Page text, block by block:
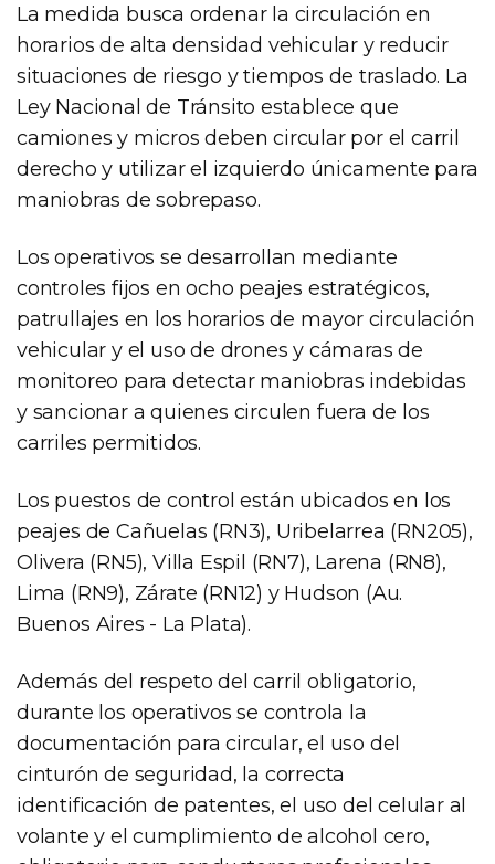
La medida busca ordenar la circulación en
horarios de alta densidad vehicular y reducir
situaciones de riesgo y tiempos de traslado. La
Ley Nacional de Tránsito establece que
camiones y micros deben circular por el carril
derecho y utilizar el izquierdo únicamente para
maniobras de sobrepaso.
Los operativos se desarrollan mediante
controles fijos en ocho peajes estratégicos,
patrullajes en los horarios de mayor circulación
vehicular y el uso de drones y cámaras de
monitoreo para detectar maniobras indebidas
y sancionar a quienes circulen fuera de los
carriles permitidos.
Los puestos de control están ubicados en los
peajes de Cañuelas (RN3), Uribelarrea (RN205),
Olivera (RN5), Villa Espil (RN7), Larena (RN8),
Lima (RN9), Zárate (RN12) y Hudson (Au.
Buenos Aires - La Plata).
Además del respeto del carril obligatorio,
durante los operativos se controla la
documentación para circular, el uso del
cinturón de seguridad, la correcta
identificación de patentes, el uso del celular al
volante y el cumplimiento de alcohol cero,